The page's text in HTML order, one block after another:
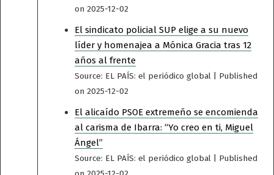
on 2025-12-02
El sindicato policial SUP elige a su nuevo
líder y homenajea a Mónica Gracia tras 12
años al frente
Source: EL PAÍS: el periódico global
Published
on 2025-12-02
El alicaído PSOE extremeño se encomienda
al carisma de Ibarra: “Yo creo en ti, Miguel
Ángel”
Source: EL PAÍS: el periódico global
Published